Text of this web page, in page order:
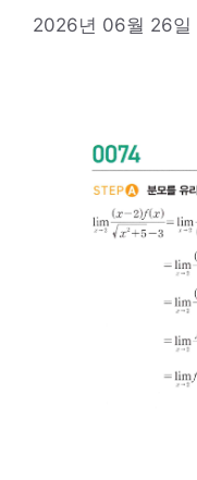
2026년 06월 26일